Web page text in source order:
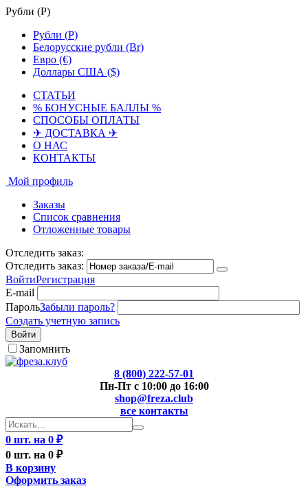
Рубли (Р)
Рубли (Р)
Белорусские рубли (Br)
Евро (€)
Доллары США ($)
СТАТЬИ
% БОНУСНЫЕ БАЛЛЫ %
СПОСОБЫ ОПЛАТЫ
✈ ДОСТАВКА ✈
О НАС
КОНТАКТЫ
Мой профиль
Заказы
Список сравнения
Отложенные товары
Отследить заказ:
Отследить заказ:
ВойтиРегистрация
E-mail
ПарольЗабыли пароль?
Создать учетную запись
Войти
Запомнить
8 (800) 222-57-01
Пн-Пт с 10:00 до 16:00
shop@freza.club
все контакты
0 шт. на 0 ₽
0 шт. на 0 ₽
В корзину
Оформить заказ